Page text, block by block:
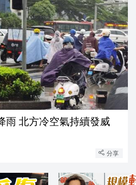
雨 北方冷空氣持續發威
分享